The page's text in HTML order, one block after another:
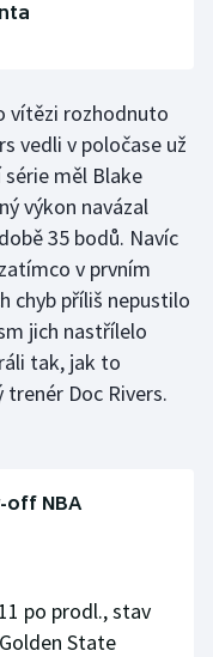
vítězi rozhodnuto
vedli v poločase už
série měl Blake
výkon navázal
35 bodů. Navíc
v prvním
chyb příliš nepustilo
jich nastřílelo
tak, jak to
Doc Rivers.
off NBA
po prodl., stav
State